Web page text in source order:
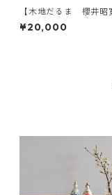
【木地だるま 櫻井昭
姫だるま 二筆目 B-3
¥20,000